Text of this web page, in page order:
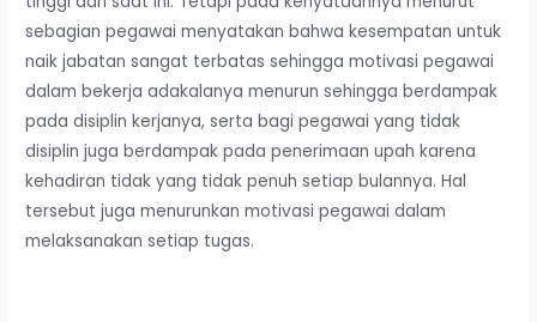
sebagian pegawai menyatakan bahwa kesempatan untuk
naik jabatan sangat terbatas sehingga motivasi pegawai
dalam bekerja adakalanya menurun sehingga berdampak
pada disiplin kerjanya, serta bagi pegawai yang tidak
disiplin juga berdampak pada penerimaan upah karena
kehadiran tidak yang tidak penuh setiap bulannya. Hal
tersebut juga menurunkan motivasi pegawai dalam
melaksanakan setiap tugas.